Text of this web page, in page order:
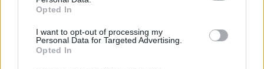
Opted In
I want to opt-out of processing my
Personal Data for Targeted Advertising.
Opted In